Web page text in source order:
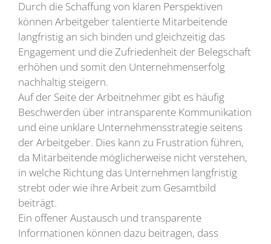
Durch die Schaffung von klaren Perspektiven
können Arbeitgeber talentierte Mitarbeitende
langfristig an sich binden und gleichzeitig das
Engagement und die Zufriedenheit der Belegschaft
erhöhen und somit den Unternehmenserfolg
nachhaltig steigern.
Auf der Seite der Arbeitnehmer gibt es häufig
Beschwerden über intransparente Kommunikation
und eine unklare Unternehmensstrategie seitens
der Arbeitgeber. Dies kann zu Frustration führen,
da Mitarbeitende möglicherweise nicht verstehen,
in welche Richtung das Unternehmen langfristig
strebt oder wie ihre Arbeit zum Gesamtbild
beiträgt.
Ein offener Austausch und transparente
Informationen können dazu beitragen, dass